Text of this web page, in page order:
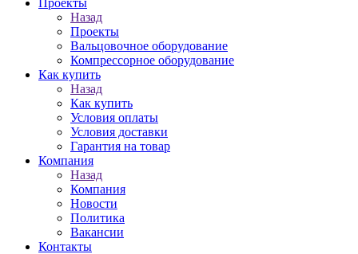
Проекты
Назад
Проекты
Вальцовочное оборудование
Компрессорное оборудование
Как купить
Назад
Как купить
Условия оплаты
Условия доставки
Гарантия на товар
Компания
Назад
Компания
Новости
Политика
Вакансии
Контакты